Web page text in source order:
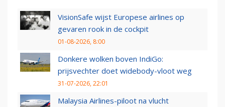
VisionSafe wijst Europese airlines op
gevaren rook in de cockpit
01-08-2026, 8:00
Donkere wolken boven IndiGo:
prijsvechter doet widebody-vloot weg
31-07-2026, 22:01
Malaysia Airlines-piloot na vlucht